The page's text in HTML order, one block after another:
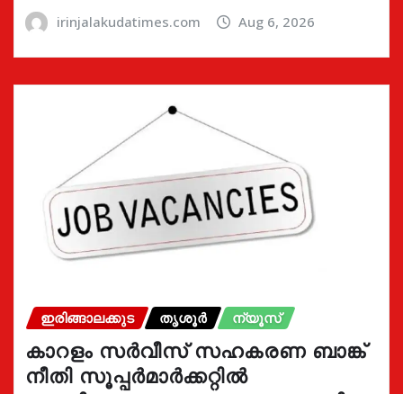
irinjalakudatimes.com Aug 6, 2026
ഇരിങ്ങാലക്കുട തൃശൂർ ന്യൂസ്
കാറളം സർവീസ് സഹകരണ ബാങ്ക്
നീതി സൂപ്പർമാർക്കറ്റിൽ